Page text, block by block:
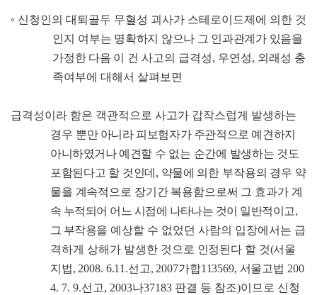
◦ 신청인의 대퇴골두 무혈성 괴사가 스테로이드제에 의한 것
인지 여부는 명확하지 않으나 그 인과관계가 있음을
가정한 다음 이 건 사고의 급격성, 우연성, 외래성 충
족여부에 대해서 살펴보면
급격성이라 함은 객관적으로 사고가 갑작스럽게 발생하는
경우 뿐만 아니라 피보험자가 주관적으로 예견하지
아니하였거나 예견할 수 없는 순간에 발생하는 것도
포함된다고 할 것인데 , 약물에 의한 부작용의 경우 약
물을 계속적으로 장기간 복용함으로써 그 효과가 계
속 누적되어 어느 시점에 나타나는 것이 일반적이고,
그 부작용을 예상할 수 없었던 사람의 입장에서는 급
격하게 상해가 발생한 것 으로 인정된다 할 것(서울
지법, 2008. 6.11.선고, 2007가합113569, 서울고법 200
4. 7. 9.선고, 2003나37183 판결 등 참조)이므로 신청